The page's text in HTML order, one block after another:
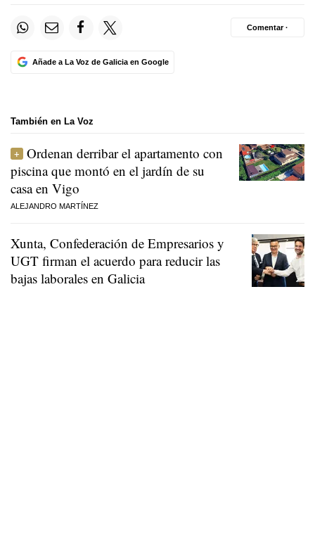
Añade a La Voz de Galicia en Google
Comentar ·
También en La Voz
Ordenan derribar el apartamento con
piscina que montó en el jardín de su
casa en Vigo
ALEJANDRO MARTÍNEZ
Xunta, Confederación de Empresarios y
UGT firman el acuerdo para reducir las
bajas laborales en Galicia